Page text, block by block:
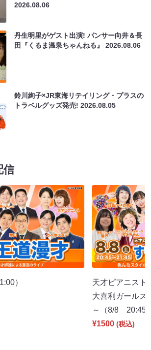
2026.08.06
丹生明里がゲスト出演! パンサー向井＆長
田『くるま温泉ちゃんねる』2026.08.06
鈴川絢子×JR東海リテイリング・プラスの
トラベルグッズ発売!2026.08.05
信
）
天才ピアニスト
大喜利ガールズ
～（8/8 20:45
¥1500 (税込)